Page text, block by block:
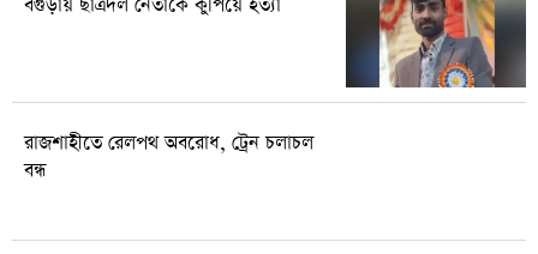
রাজশাহীতে রেলপথ অবরোধ, ট্রেন চলাচল
বন্ধ